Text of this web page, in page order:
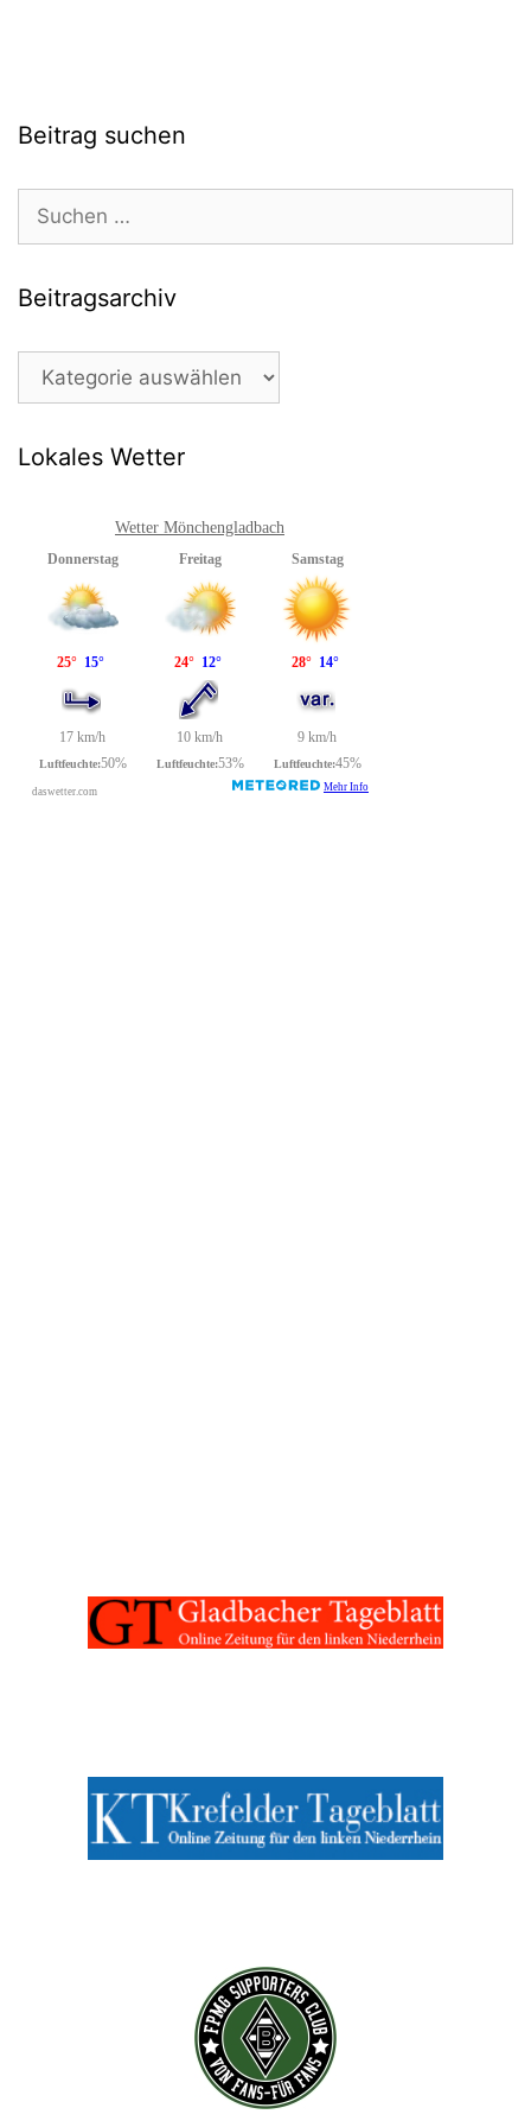
Beitrag suchen
nach:
Beitragsarchiv
Beitragsarchiv
Lokales Wetter
Wetter Mönchengladbach